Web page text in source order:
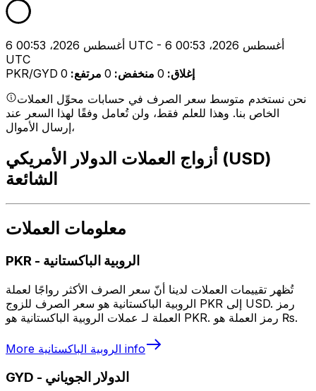
6 أغسطس 2026، 00:53 UTC - 6 أغسطس 2026، 00:53
UTC
PKR/GYD
إغلاق:
0 منخفض:
0 مرتفع:
0
نحن نستخدم متوسط سعر الصرف في حسابات محوِّل العملات
الخاص بنا. وهذا للعلم فقط، ولن تُعامل وفقًا لهذا السعر عند
إرسال الأموال،
أزواج العملات الدولار الأمريكي (USD)
الشائعة
معلومات العملات
PKR - الروبية الباكستانية
تُظهر تقييمات العملات لدينا أنّ سعر الصرف الأكثر رواجًا لعملة
الروبية الباكستانية هو سعر الصرف للزوج PKR إلى USD. رمز
العملة لـ عملات الروبية الباكستانية هو PKR. رمز العملة هو ₨.
More الروبية الباكستانية info
GYD - الدولار الجوياني